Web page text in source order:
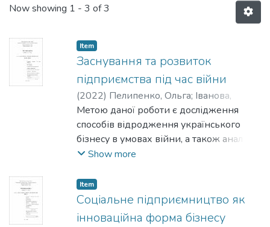
Now showing 1 - 3 of 3
Item
Заснування та розвиток
підприємства під час війни
(2022) Пелипенко, Ольга; Іванова,
Наталія
Метою даної роботи є дослідження
способів відродження українського
бізнесу в умовах війни, а також аналіз
міжнародного досвіду та методів
конфліктних умовах.
Show more
Item
Соціальне підприємництво як
інноваційна форма бізнесу